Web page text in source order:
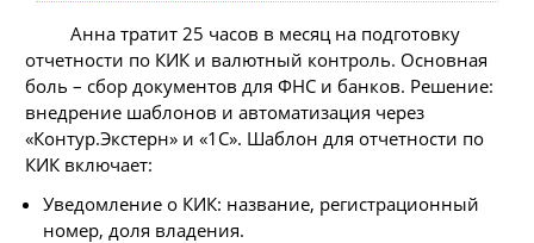
Анна тратит 25 часов в месяц на подготовку
отчетности по КИК и валютный контроль. Основная
боль – сбор документов для ФНС и банков. Решение:
внедрение шаблонов и автоматизация через
«Контур.Экстерн» и «1С». Шаблон для отчетности по
КИК включает:
Уведомление о КИК: название, регистрационный
номер, доля владения.